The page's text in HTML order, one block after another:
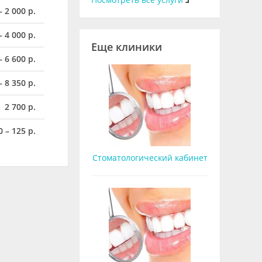
2 000 р.
4 000 р.
6 600 р.
8 350 р.
2 700 р.
– 125 р.
Еще клиники
Стоматологический кабинет